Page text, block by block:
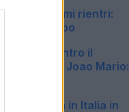
gli ultimi rientri:
già in campo
1-1 contro il
ottimo Joao Mario:
Gila rientra in Italia in